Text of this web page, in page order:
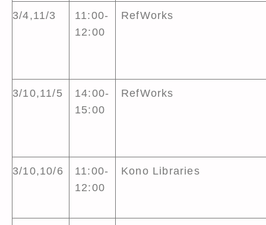
3/4,11/3
11:00-
12:00
RefWorks
3/10,11/5
14:00-
15:00
RefWorks
3/10,10/6
11:00-
12:00
Kono Libraries